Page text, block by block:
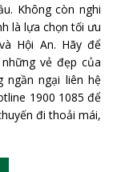
Không còn nghi
là lựa chọn tối ưu
Hội An. Hãy để
vẻ đẹp của
ngần ngại liên hệ
1900 1085 để
đi thoải mái,